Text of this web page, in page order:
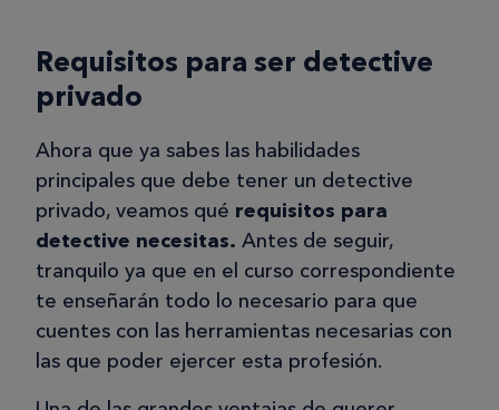
Requisitos para ser detective
privado
Ahora que ya sabes las habilidades
principales que debe tener un detective
privado, veamos qué requisitos para
detective necesitas. Antes de seguir,
tranquilo ya que en el curso correspondiente
te enseñarán todo lo necesario para que
cuentes con las herramientas necesarias con
las que poder ejercer esta profesión.